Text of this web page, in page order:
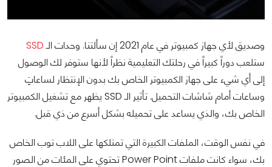
وصديق لأي جهاز كمبيوتر في عام 2021 إن سألتنا. وحدات الـ
SSD
ستلعب دوراً كبيراً في رحلتك التعليمية نظراً لأنها ستوفر لك الوصول
إلى أي شيء على جهاز الكمبيوتر الخاص بك بدون الإنتظار لساعاتٍ
وساعات أمام شاشات التحميل. تأثير الـ SSD يظهر مع تشغيل الكمبيوتر
الخاص بك، والذي يساعد على تحميله بشكل أسرع من ذي قبل.
في نفس الوقت، الملفات الكبيرة التي تمتلكها على اللاب توب الخاص
بك، سواء كانت ملفات Power Point تحتوي على المئات من الصور